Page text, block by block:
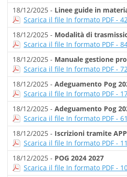
18/12/2025 - Linee guide in
Scarica il file In formato PDF -
18/12/2025 - Modalità di
Scarica il file In formato PDF -
18/12/2025 - Manuale gestione
Scarica il file In formato PDF -
18/12/2025 - Adeguamento Pog
Scarica il file In formato PDF -
18/12/2025 - Adeguamento Pog
Scarica il file In formato PDF -
18/12/2025 - Iscrizioni tramite APP
Scarica il file In formato PDF -
18/12/2025 - POG 2024 2027
Scarica il file In formato PDF -